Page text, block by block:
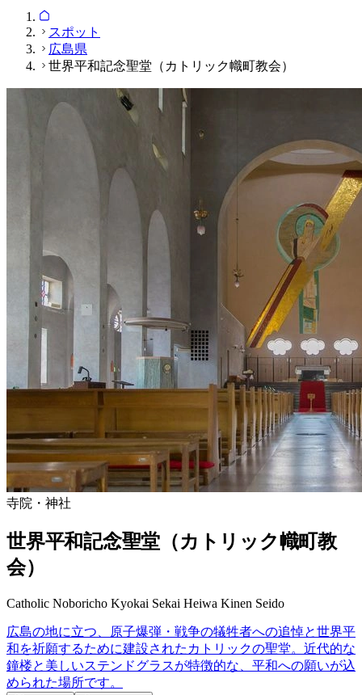
スポット
広島県
世界平和記念聖堂（カトリック幟町教会）
寺院・神社
世界平和記念聖堂（カトリック幟町教
会）
Catholic Noboricho Kyokai Sekai Heiwa Kinen Seido
広島の地に立つ、原子爆弾・戦争の犠牲者への追悼と世界平
和を祈願するために建設されたカトリックの聖堂。近代的な
鐘楼と美しいステンドグラスが特徴的な、平和への願いが込
められた場所です。